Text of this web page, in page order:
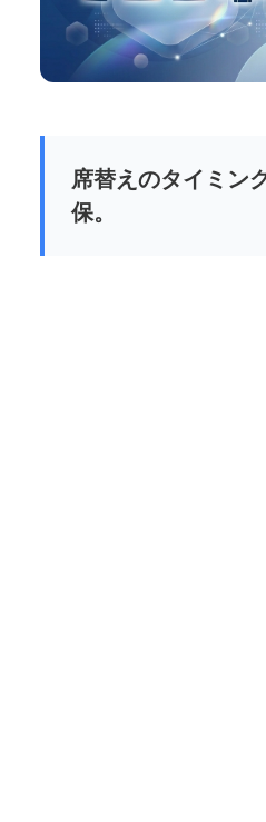
席替えのタイミン
保。